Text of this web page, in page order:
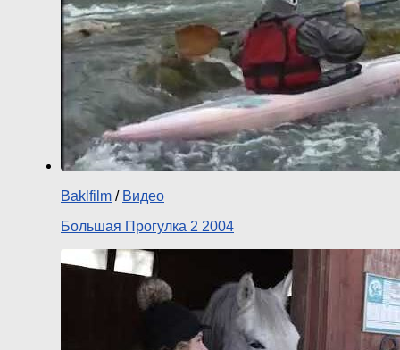
Baklfilm / Видео
Большая Прогулка 2 2004